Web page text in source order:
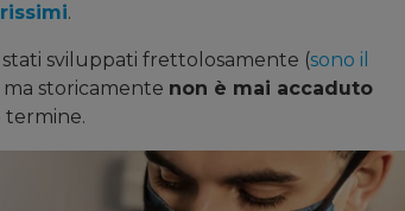
.
stati sviluppati frettolosamente (sono il
ma storicamente non è mai accaduto
termine.